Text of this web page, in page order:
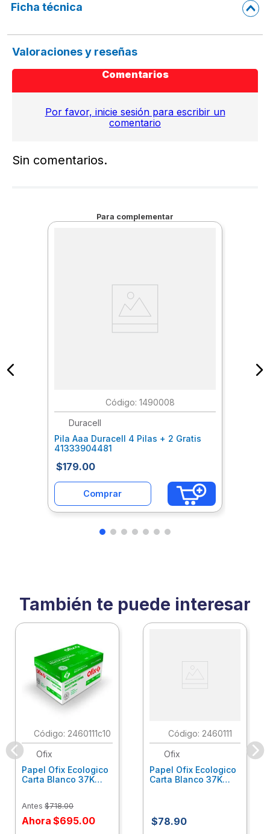
Ficha técnica
Valoraciones y reseñas
Comentarios
Por favor, inicie sesión para escribir un
comentario
Sin comentarios.
Para complementar
: 1490008
Duracell
Pila Aaa Duracell 4 Pilas + 2 Gratis
41333904481
$179.00
Comprar
También te puede interesar
: 2460111c10
Ofix
Papel Ofix Ecologico
Carta Blanco 37K
Antes $718.00
Ahora $695.00
: 2460111
Ofix
Papel Ofix Ecologico
Carta Blanco 37K
$78.90